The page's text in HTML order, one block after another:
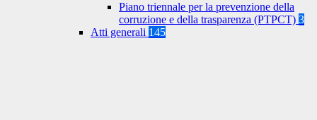
Piano triennale per la prevenzione della
corruzione e della trasparenza (PTPCT) 3
Atti generali 145